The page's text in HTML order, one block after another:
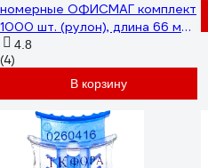
номерные ОФИСМАГ комплект
1000 шт. (рулон), длина 66 мм,
ширина 22 мм, красные 600515
4.8
(4)
В корзину